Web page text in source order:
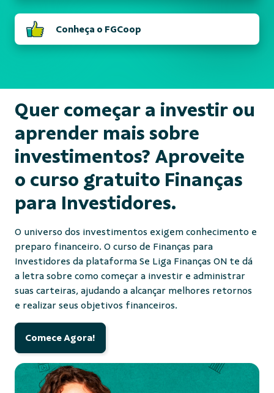
Conheça o FGCoop
Quer começar a investir ou
aprender mais sobre
investimentos? Aproveite
o curso gratuito Finanças
para Investidores.
O universo dos investimentos exigem conhecimento e
preparo financeiro. O curso de Finanças para
Investidores da plataforma Se Liga Finanças ON te dá
a letra sobre como começar a investir e administrar
suas carteiras, ajudando a alcançar melhores retornos
e realizar seus objetivos financeiros.
Comece Agora!